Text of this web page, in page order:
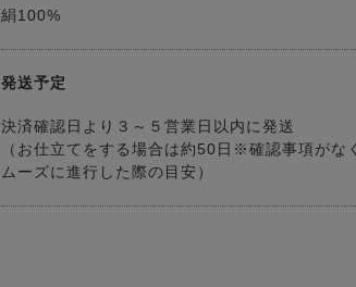
絹100%
発送予定
決済確認日より３～５営業日以内に発送
（お仕立てをする場合は約50日※確認事項がな
ムーズに進行した際の目安）